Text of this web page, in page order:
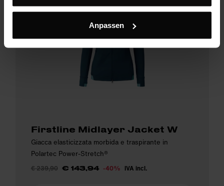
Anpassen
Firstline Midlayer Jacket W
Giacca elasticizzata morbida e traspirante in
Polartec Power-Stretch®
€ 239,90 € 143,94 -40% IVA incl.